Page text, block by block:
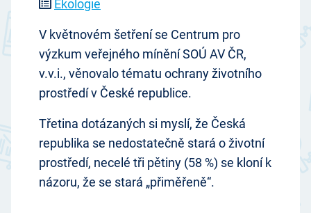
Ekologie
V květnovém šetření se Centrum pro
výzkum veřejného mínění SOÚ AV ČR,
v.v.i., věnovalo tématu ochrany životního
prostředí v České republice.
Třetina dotázaných si myslí, že Česká
republika se nedostatečně stará o životní
prostředí, necelé tři pětiny (58 %) se kloní k
názoru, že se stará „přiměřeně“.